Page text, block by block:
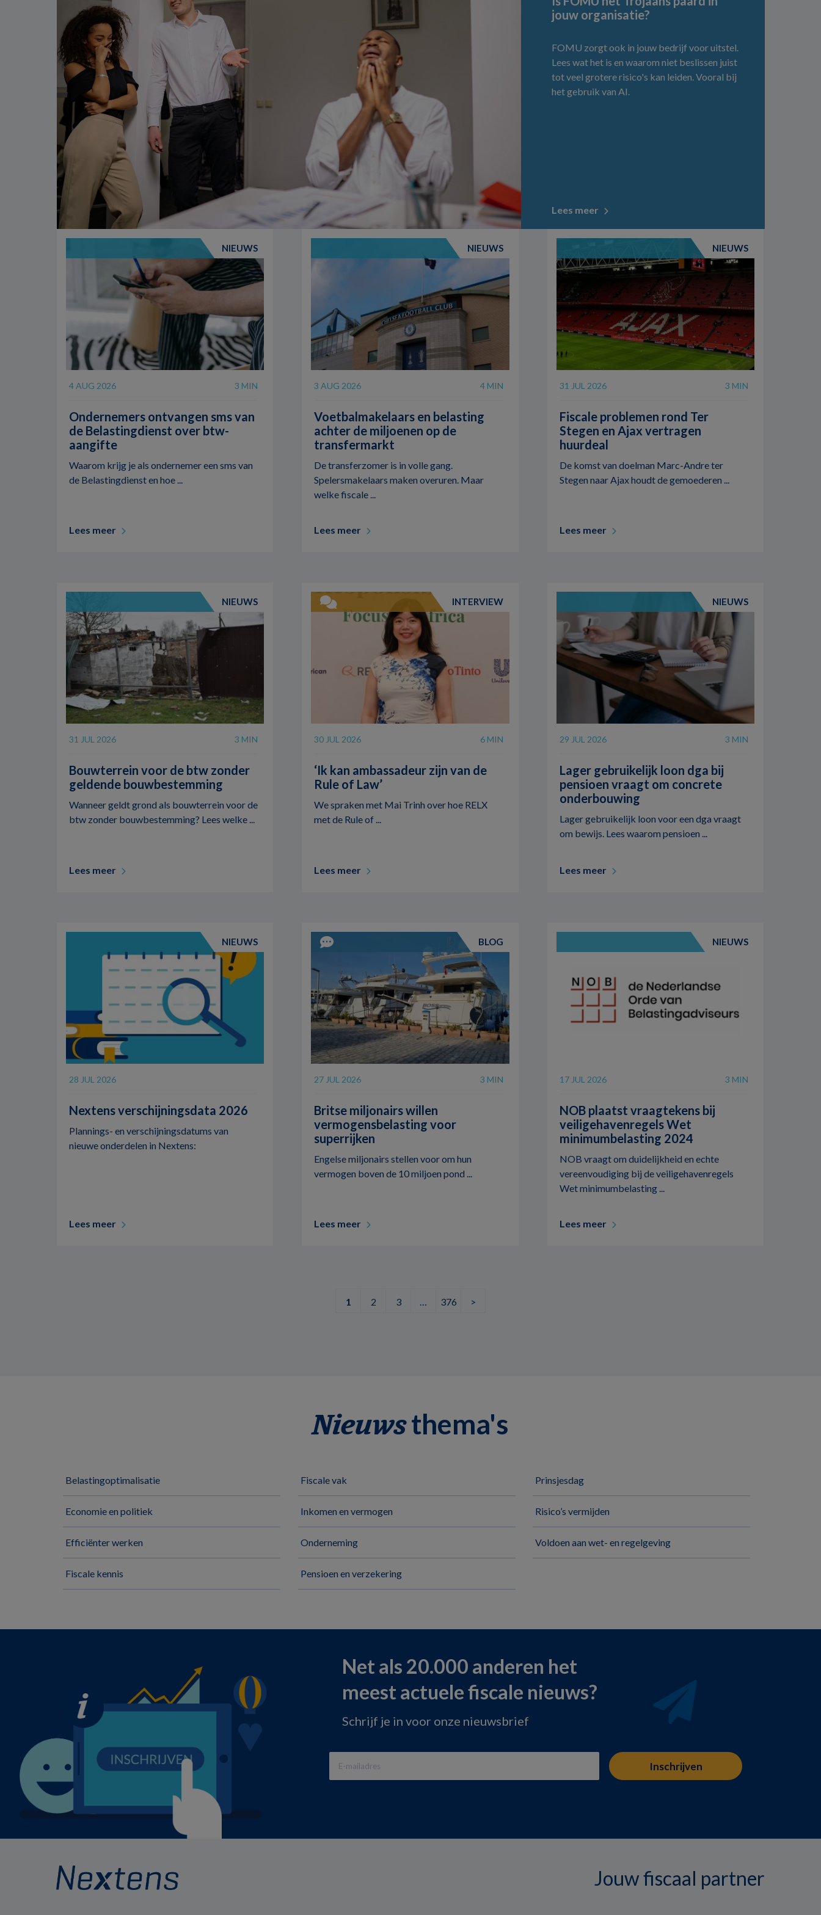
jouw organisatie?
FOMU zorgt ook in jouw bedrijf voor uitstel.
Lees wat het is en waarom niet beslissen juist
tot veel grotere risico's kan leiden. Vooral bij
het gebruik van AI.
Lees meer
NIEUWS
4 AUG 2026 3 MIN
Ondernemers ontvangen sms van
de Belastingdienst over btw-
aangifte
Waarom krijg je als ondernemer een sms van
de Belastingdienst en hoe ...
Lees meer
NIEUWS
3 AUG 2026 4 MIN
Voetbalmakelaars en belasting
achter de miljoenen op de
transfermarkt
De transferzomer is in volle gang.
Spelersmakelaars maken overuren. Maar
welke fiscale ...
Lees meer
NIEUWS
31 JUL 2026 3 MIN
Fiscale problemen rond Ter
Stegen en Ajax vertragen
huurdeal
De komst van doelman Marc-Andre ter
Stegen naar Ajax houdt de gemoederen ...
Lees meer
NIEUWS
31 JUL 2026 3 MIN
Bouwterrein voor de btw zonder
geldende bouwbestemming
Wanneer geldt grond als bouwterrein voor de
btw zonder bouwbestemming? Lees welke ...
Lees meer
INTERVIEW
30 JUL 2026 6 MIN
‘Ik kan ambassadeur zijn van de
Rule of Law’
We spraken met Mai Trinh over hoe RELX
met de Rule of ...
Lees meer
NIEUWS
29 JUL 2026 3 MIN
Lager gebruikelijk loon dga bij
pensioen vraagt om concrete
onderbouwing
Lager gebruikelijk loon voor een dga vraagt
om bewijs. Lees waarom pensioen ...
Lees meer
NIEUWS
28 JUL 2026
Nextens verschijningsdata 2026
Plannings- en verschijningsdatums van
nieuwe onderdelen in Nextens:
Lees meer
BLOG
27 JUL 2026 3 MIN
Britse miljonairs willen
vermogensbelasting voor
superrijken
Engelse miljonairs stellen voor om hun
vermogen boven de 10 miljoen pond ...
Lees meer
NIEUWS
17 JUL 2026 3 MIN
NOB plaatst vraagtekens bij
veiligehavenregels Wet
minimumbelasting 2024
NOB vraagt om duidelijkheid en echte
vereenvoudiging bij de veiligehavenregels
Wet minimumbelasting ...
Lees meer
1 2 3 … 376 >
Nieuwsthema's
Belastingoptimalisatie
Economie en politiek
Efficiënter werken
Fiscale kennis
Fiscale vak
Inkomen en vermogen
Onderneming
Pensioen en verzekering
Prinsjesdag
Risico’s vermijden
Voldoen aan wet- en regelgeving
Net als 20.000 anderen het
meest actuele fiscale nieuws?
Schrijf je in voor onze nieuwsbrief
Jouw fiscaal partner